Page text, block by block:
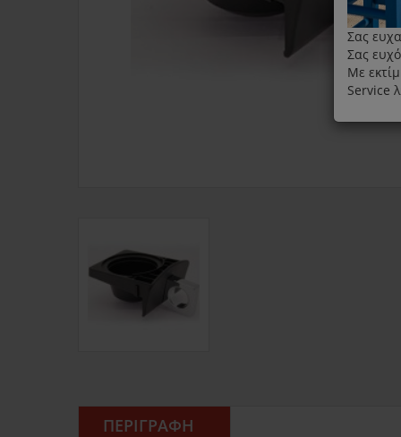
ΠΕΡΙΓΡΑΦΉ
Σας
Σας
Με
Service